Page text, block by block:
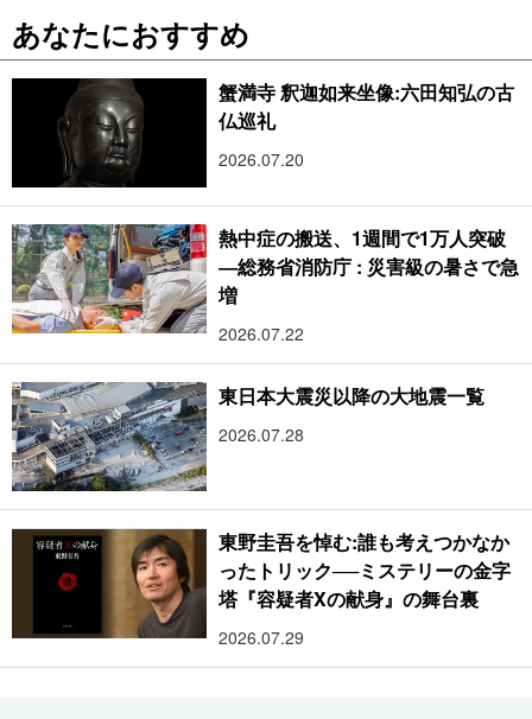
あなたにおすすめ
蟹満寺 釈迦如来坐像:六田知弘の古
仏巡礼
2026.07.20
熱中症の搬送、1週間で1万人突破
―総務省消防庁 : 災害級の暑さで急
増
2026.07.22
東日本大震災以降の大地震一覧
2026.07.28
東野圭吾を悼む:誰も考えつかなか
ったトリック──ミステリーの金字
塔『容疑者Xの献身』の舞台裏
2026.07.29